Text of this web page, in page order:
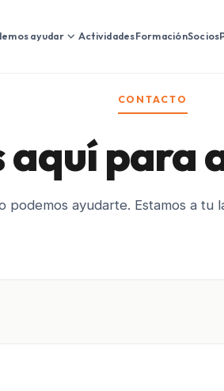
ayudarexpand_more ActividadesFormaciónSocios
CONTACTO
aquí para
podemos ayudarte. Estamos a tu